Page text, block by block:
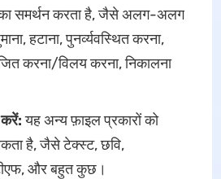
समर्थन करता है, जैसे अलग-अलग
हटाना, पुनर्व्यवस्थित करना,
करना/विलय करना, निकालना
करें:यह अन्य फ़ाइल प्रकारों को
है, जैसे टेक्स्ट, छवि,
और बहुत कुछ।